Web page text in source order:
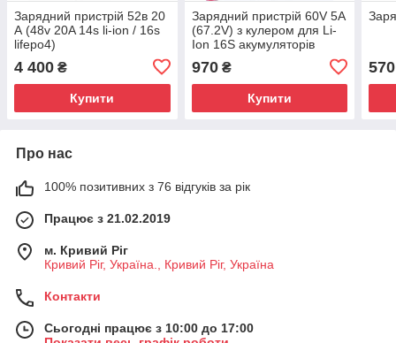
Зарядний пристрій 52в 20
А (48v 20A 14s li-ion / 16s
lifepo4)
4 400 ₴
Купити
Зарядний пристрій 60V 5А
(67.2V) з кулером для Li-
Ion 16S акумуляторів
970₴
Купити
570
Про нас
100% позитивних з 76 відгуків за рік
Працює з 21.02.2019
м. Кривий Ріг
Кривий Ріг, Україна., Кривий Ріг, Україна
Контакти
Сьогодні працює з 10:00 до 17:00